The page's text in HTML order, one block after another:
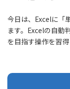
今日は、Excelに「
ます。Excelの自動
を目指す操作を習得